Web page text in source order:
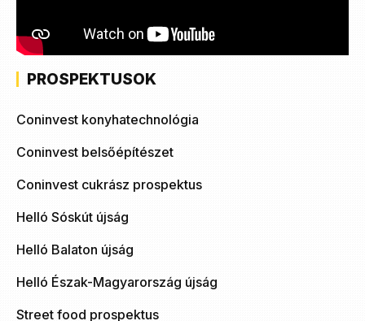
PROSPEKTUSOK
Coninvest konyhatechnológia
Coninvest belsőépítészet
Coninvest cukrász prospektus
Helló Sóskút újság
Helló Balaton újság
Helló Észak-Magyarország újság
Street food prospektus